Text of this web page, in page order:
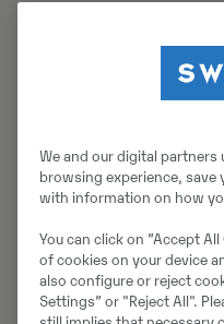
Masinate
remont ja
teenindus
We and our digital
browsing experience, save
with information on how
You can click on ”Accept
of cookies on your device
also configure or reject
Settings” or "Reject All".